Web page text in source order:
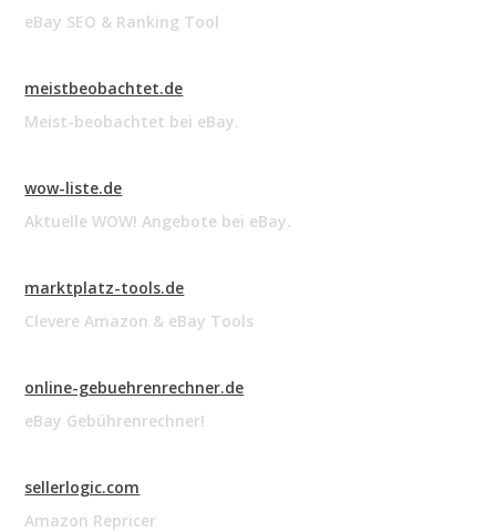
eBay SEO & Ranking Tool
meistbeobachtet.de
Meist-beobachtet bei eBay.
wow-liste.de
Aktuelle WOW! Angebote bei eBay.
marktplatz-tools.de
Clevere Amazon & eBay Tools
online-gebuehrenrechner.de
eBay Gebührenrechner!
sellerlogic.com
Amazon Repricer